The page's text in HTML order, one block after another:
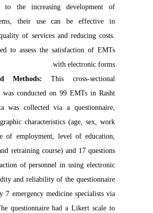
to the increasing development of
their use can be effective in
quality of services and reducing costs.
to assess the satisfaction of EMTs
with electronic forms.
Methods:
This cross-sectional
was conducted on 99 EMTs in Rasht
was collected via a questionnaire,
characteristics (age, sex, work
of employment, level of education,
retraining course) and 17 questions
of personnel in using electronic
and reliability of the questionnaire
by 7 emergency medicine specialists via
questionnaire had a Likert scale to